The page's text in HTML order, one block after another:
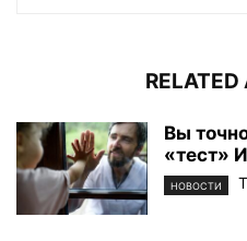
RELATED
Вы
«тест»
НОВОСТИ